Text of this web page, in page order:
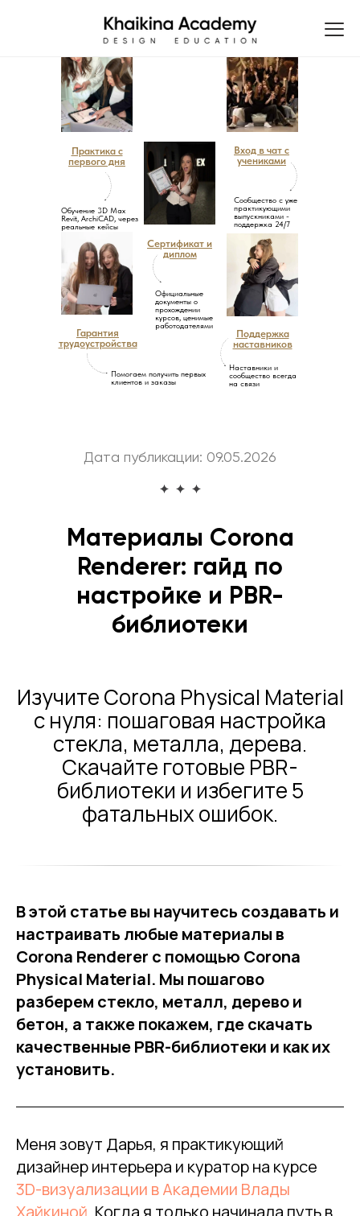
Гарантия
трудоустройства
Практика с
первого дня
Сертификат и
диплом
Поддержка
наставников
Вход в чат с
учениками
Помогаем получить первых
клиентов и заказы
Официальные
документы о
прохождении
курсов, ценимые
работодателями
Наставники и
сообщество всегда
на связи
Обучение 3D Max
Revit, ArchiCAD, через
реальные кейсы
Сообщество с уже
практикующими
выпускниками -
поддержка 24/7
Дата публикации: 09.05.2026
Материалы Corona
Renderer: гайд по
настройке и PBR-
библиотеки
Изучите Corona Physical Material
с нуля: пошаговая настройка
стекла, металла, дерева.
Скачайте готовые PBR-
библиотеки и избегите 5
фатальных ошибок.
В этой статье вы научитесь создавать и
настраивать любые материалы в
Corona Renderer с помощью Corona
Physical Material. Мы пошагово
разберем стекло, металл, дерево и
бетон, а также покажем, где скачать
качественные PBR-библиотеки и как их
установить.
Меня зовут Дарья, я практикующий
дизайнер интерьера и куратор на курсе
3D-визуализации в Академии Влады
Хайкиной. Когда я только начинала путь в